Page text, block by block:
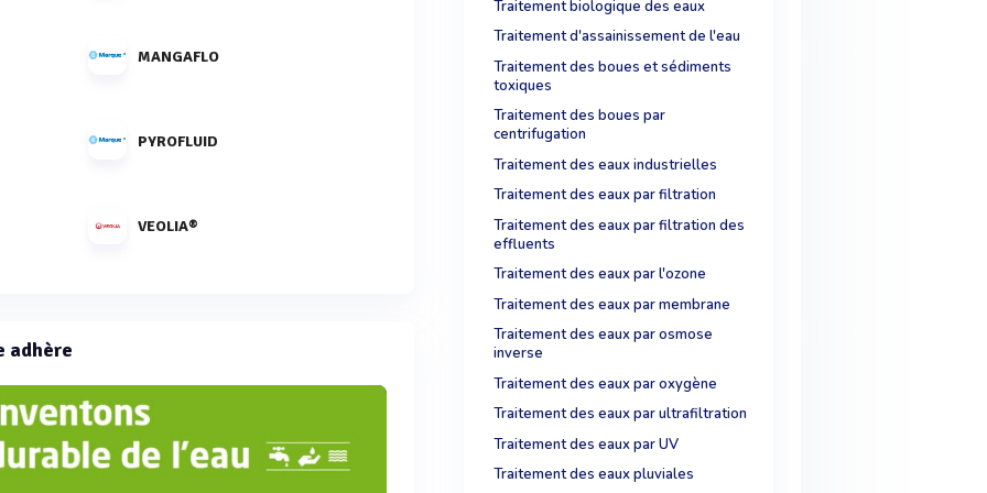
MANGAFLO
PYROFLUID
VEOLIA®
adhère
Traitement biologique des eaux
Traitement d'assainissement de l'eau
Traitement des boues et sédiments
toxiques
Traitement des boues par
centrifugation
Traitement des eaux industrielles
Traitement des eaux par filtration
Traitement des eaux par filtration des
effluents
Traitement des eaux par l'ozone
Traitement des eaux par membrane
Traitement des eaux par osmose
inverse
Traitement des eaux par oxygène
Traitement des eaux par ultrafiltration
Traitement des eaux par UV
Traitement des eaux pluviales